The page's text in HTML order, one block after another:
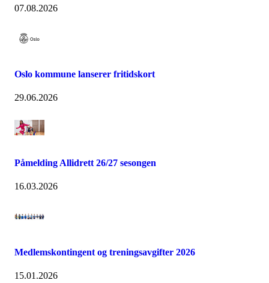
07.08.2026
Oslo kommune lanserer fritidskort
29.06.2026
Påmelding Allidrett 26/27 sesongen
16.03.2026
Medlemskontingent og treningsavgifter 2026
15.01.2026